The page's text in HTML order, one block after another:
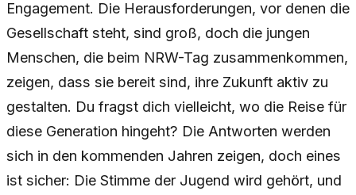
Engagement. Die Herausforderungen, vor denen die
Gesellschaft steht, sind groß, doch die jungen
Menschen, die beim NRW-Tag zusammenkommen,
zeigen, dass sie bereit sind, ihre Zukunft aktiv zu
gestalten. Du fragst dich vielleicht, wo die Reise für
diese Generation hingeht? Die Antworten werden
sich in den kommenden Jahren zeigen, doch eines
ist sicher: Die Stimme der Jugend wird gehört, und